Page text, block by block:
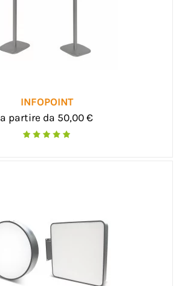
INFOPOINT
a partire da 50,00 €